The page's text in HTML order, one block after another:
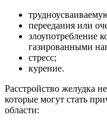
переедания или
злоупотребление
газированными
стресс;
курение.
Расстройство желудка
которые могут стать
области: